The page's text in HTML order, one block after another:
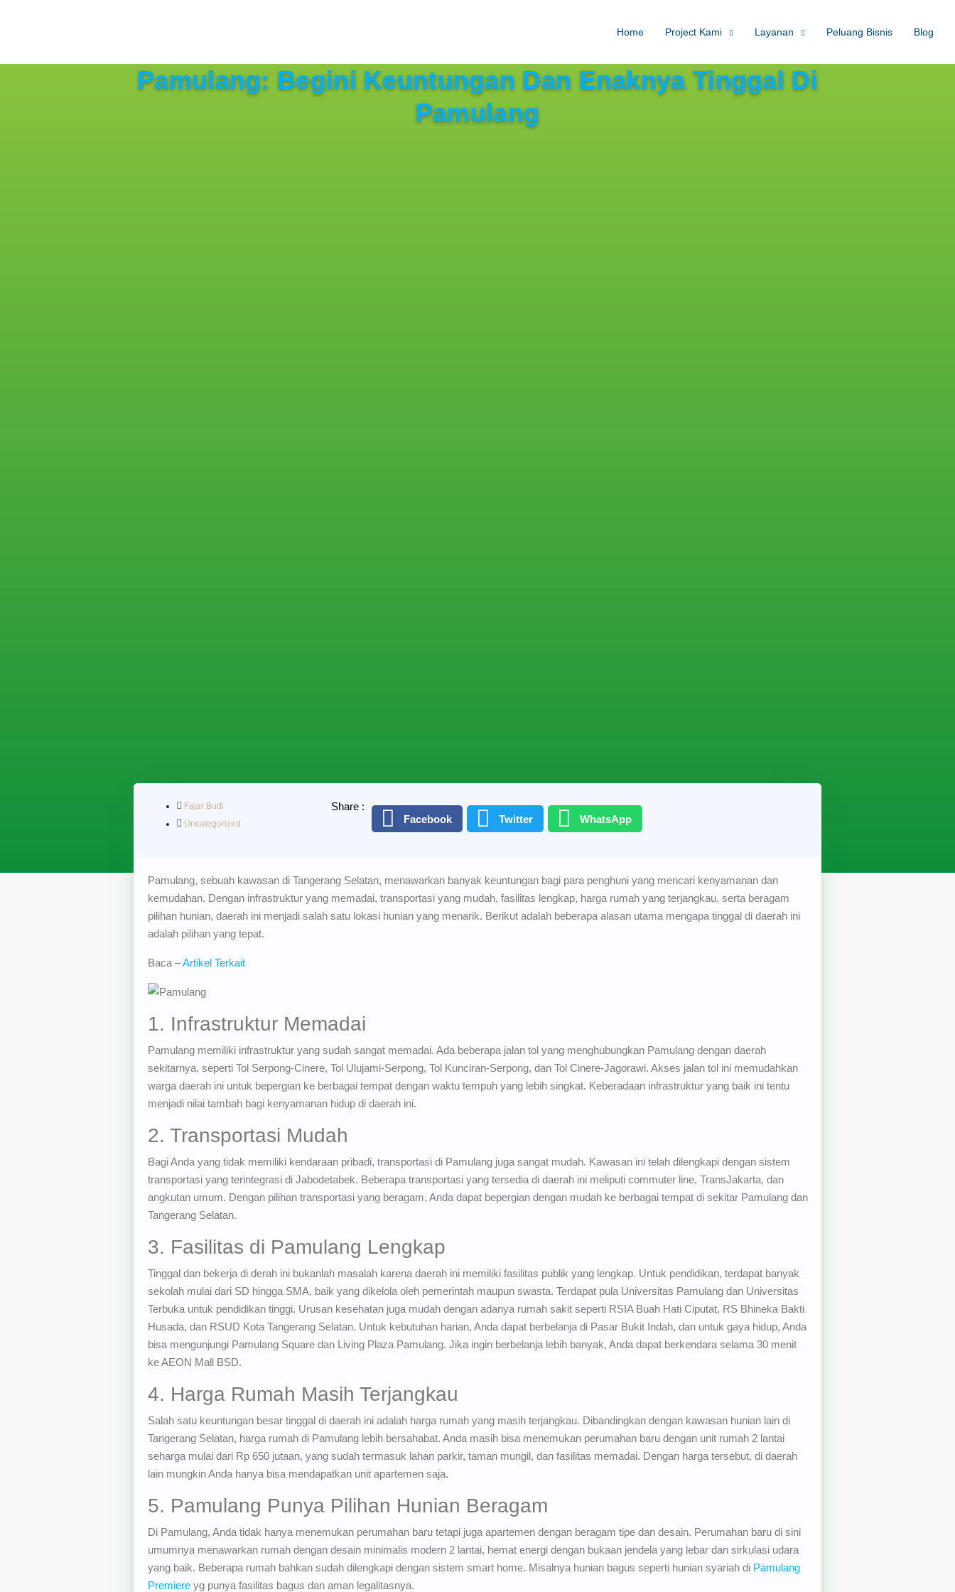
Home Project Kami Layanan Peluang Bisnis Blog
Pamulang: Begini Keuntungan Dan Enaknya Tinggal Di
Pamulang
Fajar Budi
Uncategorized
Share :
Facebook
Twitter WhatsApp
Pamulang, sebuah kawasan di Tangerang Selatan, menawarkan banyak keuntungan bagi para penghuni yang mencari kenyamanan dan
kemudahan. Dengan infrastruktur yang memadai, transportasi yang mudah, fasilitas lengkap, harga rumah yang terjangkau, serta beragam
pilihan hunian, daerah ini menjadi salah satu lokasi hunian yang menarik. Berikut adalah beberapa alasan utama mengapa tinggal di daerah ini
adalah pilihan yang tepat.
Baca –Artikel Terkait
1. Infrastruktur Memadai
Pamulang memiliki infrastruktur yang sudah sangat memadai. Ada beberapa jalan tol yang menghubungkan Pamulang dengan daerah
sekitarnya, seperti Tol Serpong-Cinere, Tol Ulujami-Serpong, Tol Kunciran-Serpong, dan Tol Cinere-Jagorawi. Akses jalan tol ini memudahkan
warga daerah ini untuk bepergian ke berbagai tempat dengan waktu tempuh yang lebih singkat. Keberadaan infrastruktur yang baik ini tentu
menjadi nilai tambah bagi kenyamanan hidup di daerah ini.
2. Transportasi Mudah
Bagi Anda yang tidak memiliki kendaraan pribadi, transportasi di Pamulang juga sangat mudah. Kawasan ini telah dilengkapi dengan sistem
transportasi yang terintegrasi di Jabodetabek. Beberapa transportasi yang tersedia di daerah ini meliputi commuter line, TransJakarta, dan
angkutan umum. Dengan pilihan transportasi yang beragam, Anda dapat bepergian dengan mudah ke berbagai tempat di sekitar Pamulang dan
Tangerang Selatan.
3. Fasilitas di Pamulang Lengkap
Tinggal dan bekerja di derah ini bukanlah masalah karena daerah ini memiliki fasilitas publik yang lengkap. Untuk pendidikan, terdapat banyak
sekolah mulai dari SD hingga SMA, baik yang dikelola oleh pemerintah maupun swasta. Terdapat pula Universitas Pamulang dan Universitas
Terbuka untuk pendidikan tinggi. Urusan kesehatan juga mudah dengan adanya rumah sakit seperti RSIA Buah Hati Ciputat, RS Bhineka Bakti
Husada, dan RSUD Kota Tangerang Selatan. Untuk kebutuhan harian, Anda dapat berbelanja di Pasar Bukit Indah, dan untuk gaya hidup, Anda
bisa mengunjungi Pamulang Square dan Living Plaza Pamulang. Jika ingin berbelanja lebih banyak, Anda dapat berkendara selama 30 menit
ke AEON Mall BSD.
4. Harga Rumah Masih Terjangkau
Salah satu keuntungan besar tinggal di daerah ini adalah harga rumah yang masih terjangkau. Dibandingkan dengan kawasan hunian lain di
Tangerang Selatan, harga rumah di Pamulang lebih bersahabat. Anda masih bisa menemukan perumahan baru dengan unit rumah 2 lantai
seharga mulai dari Rp 650 jutaan, yang sudah termasuk lahan parkir, taman mungil, dan fasilitas memadai. Dengan harga tersebut, di daerah
lain mungkin Anda hanya bisa mendapatkan unit apartemen saja.
5. Pamulang Punya Pilihan Hunian Beragam
Di Pamulang, Anda tidak hanya menemukan perumahan baru tetapi juga apartemen dengan beragam tipe dan desain. Perumahan baru di sini
umumnya menawarkan rumah dengan desain minimalis modern 2 lantai, hemat energi dengan bukaan jendela yang lebar dan sirkulasi udara
yang baik. Beberapa rumah bahkan sudah dilengkapi dengan sistem smart home. Misalnya hunian bagus seperti hunian syariah di Pamulang
Premiereyg punya fasilitas bagus dan aman legalitasnya.